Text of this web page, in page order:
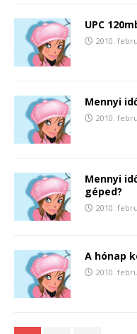
UPC
2010.
Mennyi
2010.
Mennyi
géped?
2010.
A hónap
2010.